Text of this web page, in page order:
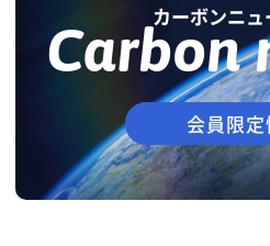
カーボンニ
Carbon
会員限定